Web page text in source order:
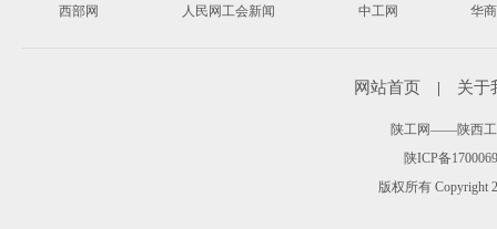
西部网 人民网工会新闻 中工网 华
网站首页 | 关于
陕工网——陕西工
陕ICP备
版权所有